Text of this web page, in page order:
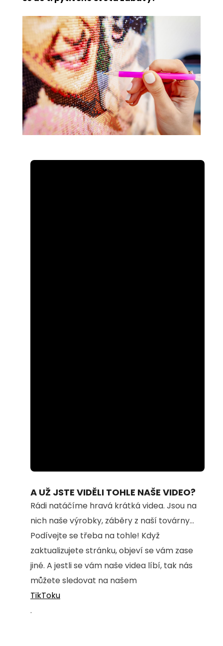
100.00%
A UŽ JSTE VIDĚLI TOHLE NAŠE VIDEO?
Rádi natáčíme hravá krátká videa. Jsou na
nich naše výrobky, záběry z naší továrny...
Podívejte se třeba na tohle! Když
zaktualizujete stránku, objeví se vám zase
jiné. A jestli se vám naše videa líbí, tak nás
můžete sledovat na našem
TikToku
.